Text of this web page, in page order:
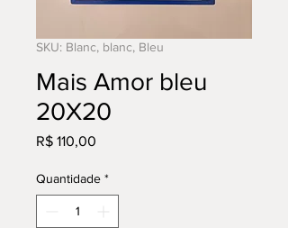
SKU: Blanc, blanc, Bleu
Mais Amor bleu
20X20
R$ 110,00
Quantidade *